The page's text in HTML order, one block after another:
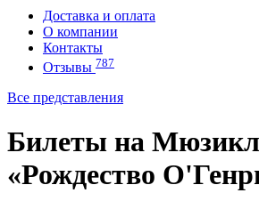
Доставка и оплата
О компании
Контакты
Отзывы 787
Все представления
Билеты на Мюзикл
«Рождество